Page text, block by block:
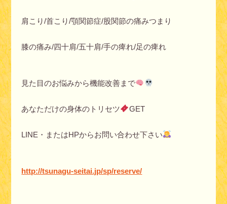
肩こり/首こり/顎関節症/股関節の痛みつまり
膝の痛み/四十肩/五十肩/手の痺れ/足の痺れ
見た目のお悩みから機能改善まで
あなただけの身体のトリセツ GET
LINE・またはHPからお問い合わせ下さい
http://tsunagu-seitai.jp/sp/reserve/